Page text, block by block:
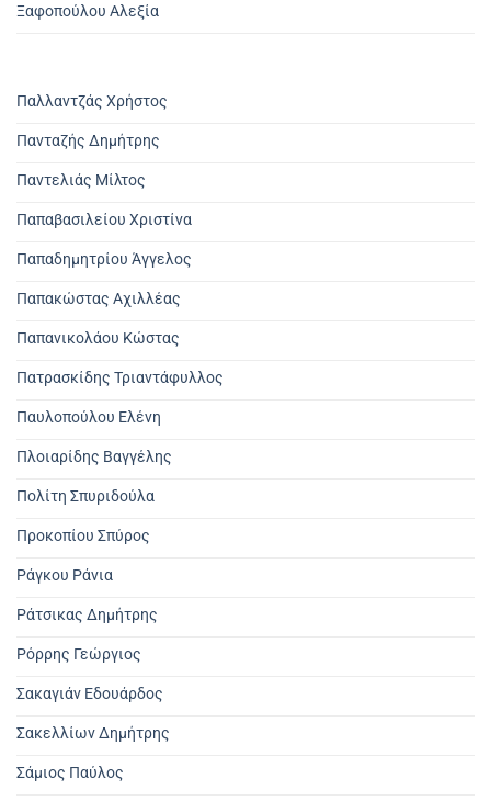
Ξαφοπούλου Αλεξία
Παλλαντζάς Χρήστος
Πανταζής Δημήτρης
Παντελιάς Μίλτος
Παπαβασιλείου Χριστίνα
Παπαδημητρίου Άγγελος
Παπακώστας Αχιλλέας
Παπανικολάου Κώστας
Πατρασκίδης Τριαντάφυλλος
Παυλοπούλου Ελένη
Πλοιαρίδης Βαγγέλης
Πολίτη Σπυριδούλα
Προκοπίου Σπύρος
Ράγκου Ράνια
Ράτσικας Δημήτρης
Ρόρρης Γεώργιος
Σακαγιάν Εδουάρδος
Σακελλίων Δημήτρης
Σάμιος Παύλος